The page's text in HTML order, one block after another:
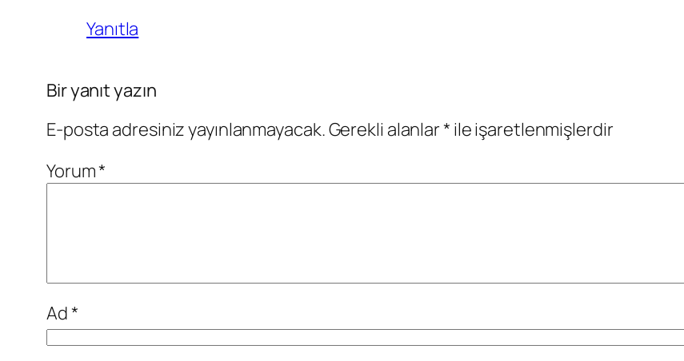
Yanıtla
Bir yanıt yazın
E-posta adresiniz yayınlanmayacak.Gerekli alanlar* ile işaretlenmişlerdir
Yorum*
Ad*